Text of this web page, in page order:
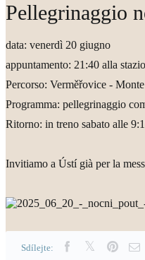
Pellegrinaggio
data: venerdì 20 giugno
appuntamento: 21:40 alla
Percorso: Verměřovice -
Programma: pellegrinaggio
Ritorno: in treno sabato alle
Invitiamo a Ústí già per la
Sdílejte: